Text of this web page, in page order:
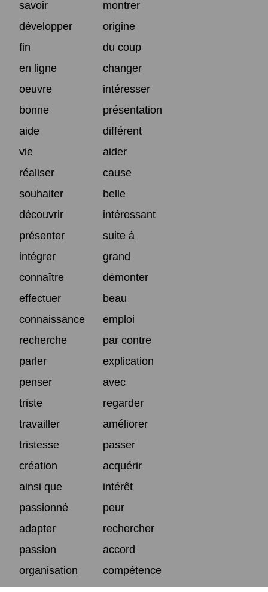
savoir
montrer
développer
origine
fin
du coup
en ligne
changer
oeuvre
intéresser
bonne
présentation
aide
différent
vie
aider
réaliser
cause
souhaiter
belle
découvrir
intéressant
présenter
suite à
intégrer
grand
connaître
démonter
effectuer
beau
connaissance
emploi
recherche
par contre
parler
explication
penser
avec
triste
regarder
travailler
améliorer
tristesse
passer
création
acquérir
ainsi que
intérêt
passionné
peur
adapter
rechercher
passion
accord
organisation
compétence